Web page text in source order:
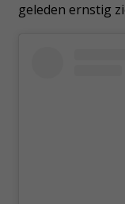
geleden ernstig